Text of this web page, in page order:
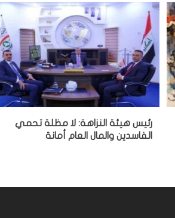
رئيس هيئة النزاهة: لا مظلة تحمي
الفاسدين والمال العام أمانة